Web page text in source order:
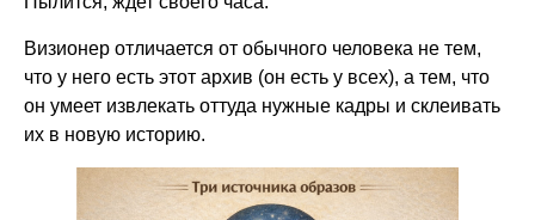
Визионер отличается от обычного человека не тем,
что у него есть этот архив (он есть у всех), а тем, что
он умеет извлекать оттуда нужные кадры и склеивать
их в новую историю.